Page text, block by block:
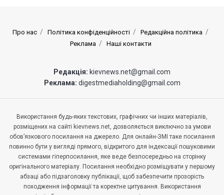
Про нас Політика конфіденційності
Редакційна політика
Реклама
Наші контакти
Редакція: kievnews.net@gmail.com
Реклама: digestmediaholding@gmail.com
Використання будь-яких текстових, графічних чи інших матеріалів,
розміщених на сайті kievnews.net, дозволяється виключно за умови
обов’язкового посилання на джерело. Для онлайн-ЗМІ таке посилання
повинно бути у вигляді прямого, відкритого для індексації пошуковими
системами гіперпосилання, яке веде безпосередньо на сторінку
оригінального матеріалу. Посилання необхідно розміщувати у першому
абзаці або підзаголовку публікації, щоб забезпечити прозорість
походження інформації та коректне цитування. Використання